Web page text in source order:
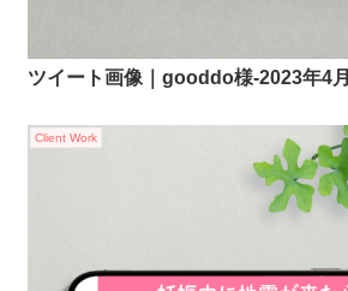
ツイート画像｜gooddo様-2023年4月
Client Work